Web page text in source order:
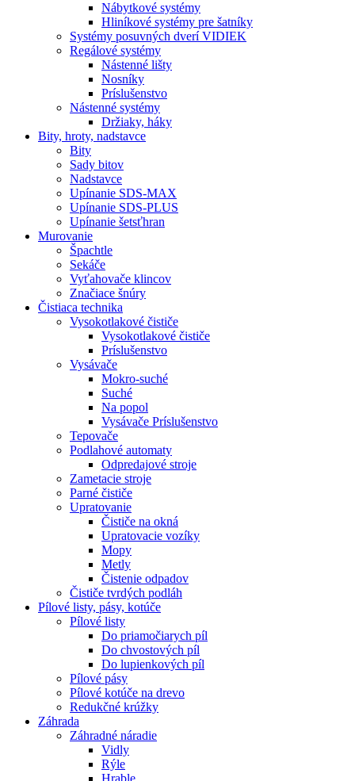
Nábytkové systémy
Hliníkové systémy pre šatníky
Systémy posuvných dverí VIDIEK
Regálové systémy
Nástenné lišty
Nosníky
Príslušenstvo
Nástenné systémy
Držiaky, háky
Bity, hroty, nadstavce
Bity
Sady bitov
Nadstavce
Upínanie SDS-MAX
Upínanie SDS-PLUS
Upínanie šetsťhran
Murovanie
Špachtle
Sekáče
Vyťahovače klincov
Značiace šnúry
Čistiaca technika
Vysokotlakové čističe
Vysokotlakové čističe
Príslušenstvo
Vysávače
Mokro-suché
Suché
Na popol
Vysávače Príslušenstvo
Tepovače
Podlahové automaty
Odpredajové stroje
Zametacie stroje
Parné čističe
Upratovanie
Čističe na okná
Upratovacie vozíky
Mopy
Metly
Čistenie odpadov
Čističe tvrdých podláh
Pílové listy, pásy, kotúče
Pílové listy
Do priamočiarych píl
Do chvostových píl
Do lupienkových píl
Pílové pásy
Pílové kotúče na drevo
Redukčné krúžky
Záhrada
Záhradné náradie
Vidly
Rýle
Hrable